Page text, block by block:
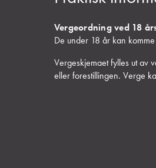
Vergeordning ved 18
De under 18 år kan
Vergeskjemaet fylles ut av
eller forestillingen. Verge